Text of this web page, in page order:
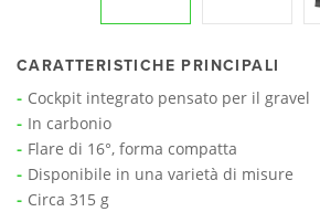
CARATTERISTICHE PRINCIPALI
Cockpit integrato pensato per il gravel
In carbonio
Flare di 16°, forma compatta
Disponibile in una varietà di misure
Circa 315 g